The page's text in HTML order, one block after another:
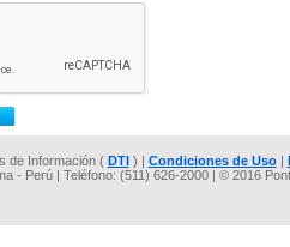
de Información ( DTI) | Condiciones de Uso|
- Perú | Teléfono: (511) 626-2000 | © 2016